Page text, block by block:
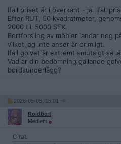
Ifall priset är i överkant - ja. Ifall
Efter RUT, 50 kvadratmeter,
2000 till 5000 SEK.
Bortforsling av möbler landar nog
vilket jag inte anser är orimligt.
Ifall golvet är extremt smutsigt så
Vad är din bedömning gällande
bordsunderlägg?
2026-05-05, 15:01
Roidbert
Medlem
Citat: